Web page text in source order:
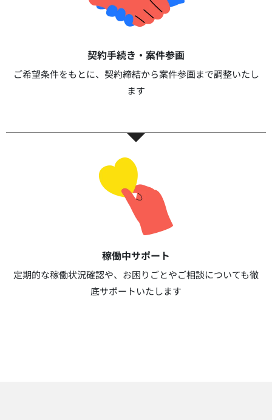
契約手続き・案件参画​​
ご希望条件をもとに、契約締結から案件参画まで調整いたし
ます​​
稼働中サポート​
定期的な稼働状況確認や、お困りごとやご相談についても徹
底サポートいたします​​